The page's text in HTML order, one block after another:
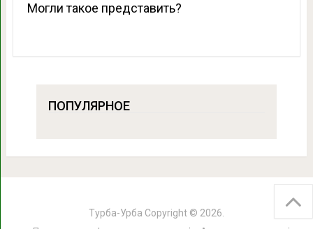
Могли такое представить?
ПОПУЛЯРНОЕ
Турба-Урба Copyright © 2026.